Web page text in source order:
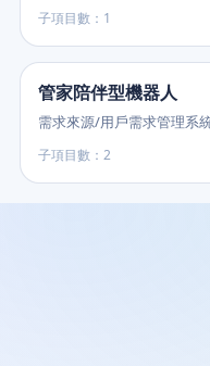
子項目數：1
管家陪伴型機器人
需求來源/用戶需求管理系
子項目數：2